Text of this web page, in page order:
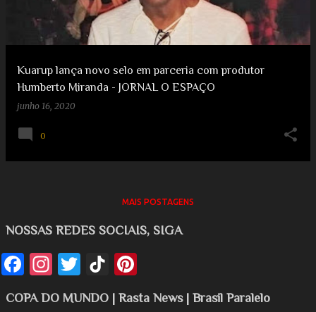
s
Kuarup lança novo selo em parceria com produtor
Humberto Miranda - JORNAL O ESPAÇO
junho 16, 2020
0
MAIS POSTAGENS
NOSSAS REDES SOCIAIS, SIGA
COPA DO MUNDO | Rasta News | Brasil Paralelo